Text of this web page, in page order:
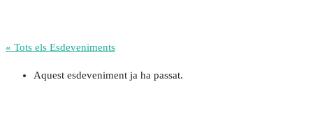
« Tots els Esdeveniments
Aquest esdeveniment ja ha passat.